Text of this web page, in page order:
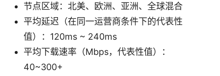
节点区域：北美、欧洲、亚洲、全球混合
平均延迟（在同一运营商条件下的代表性
值）：120ms ~ 240ms
平均下载速率（Mbps，代表性值）：
40~300+